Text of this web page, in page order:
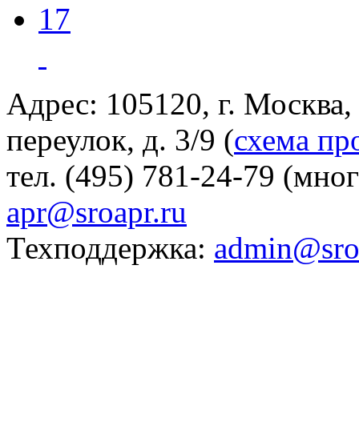
17
Адрес: 105120, г.
переулок, д. 3/9 (схема
тел. (495) 781-24-79
apr@sroapr.ru
Техподдержка: